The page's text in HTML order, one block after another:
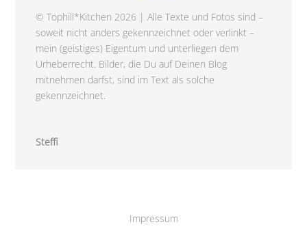
© Tophill*Kitchen 2026 | Alle Texte und Fotos sind –
soweit nicht anders gekennzeichnet oder verlinkt –
mein (geistiges) Eigentum und unterliegen dem
Urheberrecht. Bilder, die Du auf Deinen Blog
mitnehmen darfst, sind im Text als solche
gekennzeichnet.
Steffi
Impressum